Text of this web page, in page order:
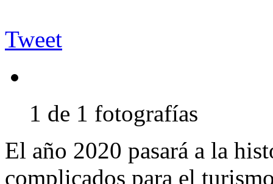
Tweet
1 de 1 fotografías
El año 2020 pasará a la
complicados para el